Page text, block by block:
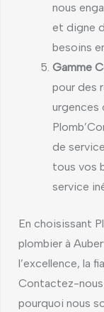
nous
et digne
besoins
Gamme
pour des
urgences
de
tous vos
service
En choisissant
plombier à
l’excellence, la
Contactez-nous
pourquoi nous